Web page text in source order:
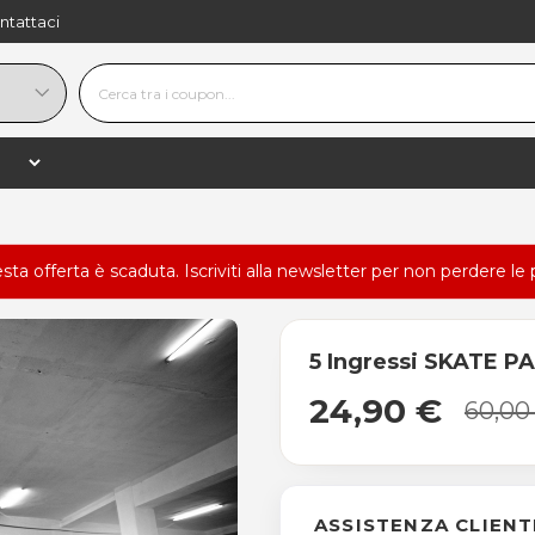
offerta è scaduta. Iscriviti alla newsletter per non perdere le
5 Ingressi SKATE
24,90 €
ASSISTENZA